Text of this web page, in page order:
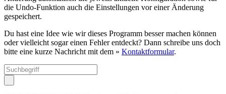
die Undo-Funktion auch die Einstellungen vor einer Änderung
gespeichert.
Du hast eine Idee wie wir dieses Programm besser machen können
oder vielleicht sogar einen Fehler entdeckt? Dann schreibe uns doch
bitte eine kurze Nachricht mit dem » Kontaktformular.